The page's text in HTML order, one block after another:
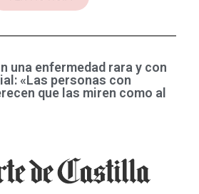
una enfermedad rara y con
«Las personas con
que las miren como al